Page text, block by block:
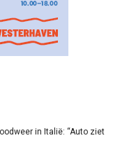
in Italië: “Auto ziet